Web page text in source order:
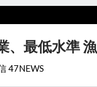
、最低水準
47NEWS